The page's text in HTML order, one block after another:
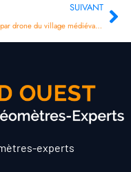
SUIVANT
Survol par drone du village médiéval d’Hautpoul à Mazamet (81)
experts